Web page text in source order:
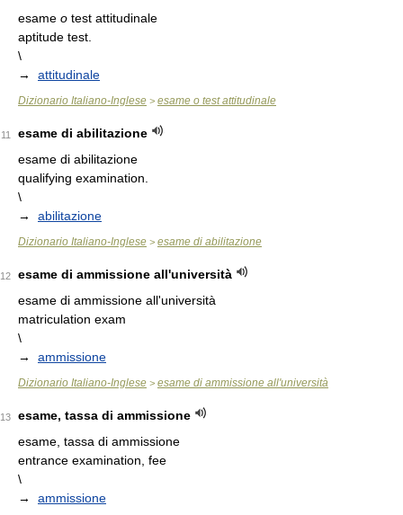
esame o test attitudinale
aptitude test.
\
→ attitudinale
Dizionario Italiano-Inglese > esame o test attitudinale
11
esame di abilitazione
esame di abilitazione
qualifying examination.
\
→ abilitazione
Dizionario Italiano-Inglese > esame di abilitazione
12
esame di ammissione all'università
esame di ammissione all'università
matriculation exam
\
→ ammissione
Dizionario Italiano-Inglese > esame di ammissione all'università
13
esame, tassa di ammissione
esame, tassa di ammissione
entrance examination, fee
\
→ ammissione